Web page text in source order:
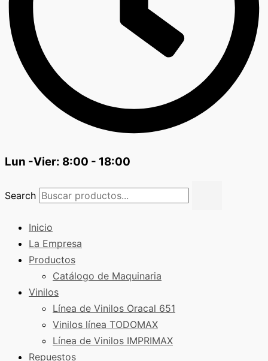
Lun -Vier: 8:00 - 18:00
Search
Inicio
La Empresa
Productos
Catálogo de Maquinaria
Vinilos
Línea de Vinilos Oracal 651
Vinilos línea TODOMAX
Línea de Vinilos IMPRIMAX
Repuestos